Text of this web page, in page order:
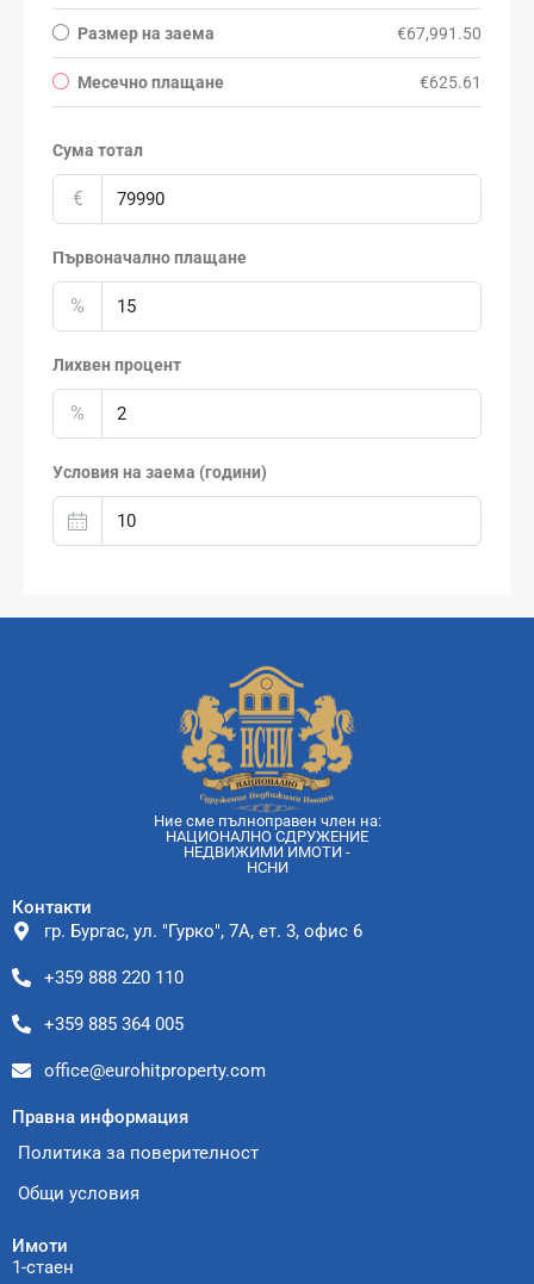
Размер на заема €67,991.50
Месечно плащане €625.61
Сума тотал
€
Първоначално плащане
%
Лихвен процент
%
Условия на заема (години)
Ние сме пълноправен член на:
НАЦИОНАЛНО СДРУЖЕНИЕ
НЕДВИЖИМИ ИМОТИ -
НСНИ
Контакти
гр. Бургас, ул. "Гурко", 7А, ет. 3, офис 6
+359 888 220 110
+359 885 364 005
office@eurohitproperty.com
Правна информация
Политика за поверителност
Общи условия
Имоти
1-стаен